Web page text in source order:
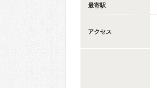
最寄駅
アクセス